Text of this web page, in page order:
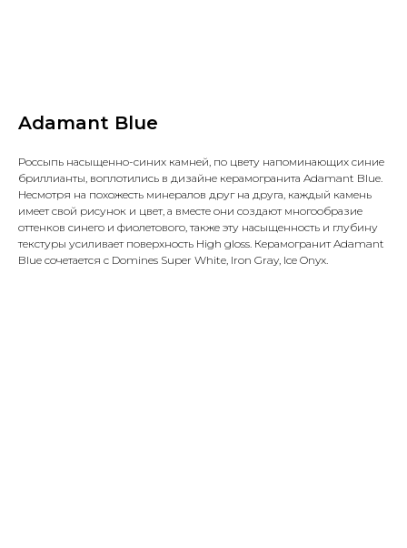
Adamant Blue
Россыпь насыщенно-синих камней, по цвету напоминающих синие
бриллианты, воплотились в дизайне керамогранита Adamant Blue.
Несмотря на похожесть минералов друг на друга, каждый камень
имеет свой рисунок и цвет, а вместе они создают многообразие
оттенков синего и фиолетового, также эту насыщенность и глубину
текстуры усиливает поверхность High gloss. Керамогранит Adamant
Blue сочетается с Domines Super White, Iron Gray, Ice Onyx.